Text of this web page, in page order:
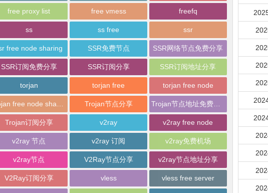
free proxy list free vmess freefq
ss ss free ssr
free node sharing SSR免费节点 SSR网络节点免费分享
SSR订阅免费分享 SSR订阅分享 SSR订阅地址分享
torjan torjan free torjan free node
Trojan节点分享
Trojan订阅分享 v2ray v2ray free node
v2ray 节点 v2ray 订阅 v2ray免费机场
v2ray节点 V2Ray节点分享 v2ray节点地址分享
V2Ray订阅分享 vless vless free server